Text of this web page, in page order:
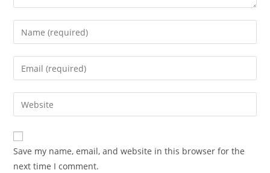
Enter
your
name
comment
Enter
your
email
address
comment
Enter
your
website
URL
(optional)
Save my name, email, and website in this browser for the
next time I comment.